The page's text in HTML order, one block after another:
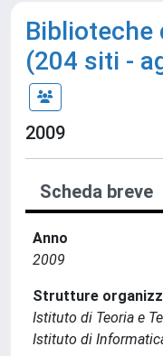
Biblioteche
(204 siti -
2009
Scheda breve
Anno
2009
Strutture
Istituto di Teoria e
Istituto di